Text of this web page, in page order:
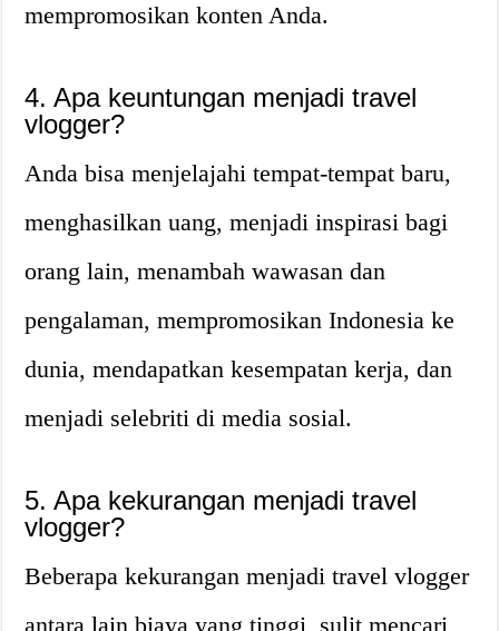
mempromosikan konten Anda.
4. Apa keuntungan menjadi travel
vlogger?
Anda bisa menjelajahi tempat-tempat baru,
menghasilkan uang, menjadi inspirasi bagi
orang lain, menambah wawasan dan
pengalaman, mempromosikan Indonesia ke
dunia, mendapatkan kesempatan kerja, dan
menjadi selebriti di media sosial.
5. Apa kekurangan menjadi travel
vlogger?
Beberapa kekurangan menjadi travel vlogger
antara lain biaya yang tinggi, sulit mencari